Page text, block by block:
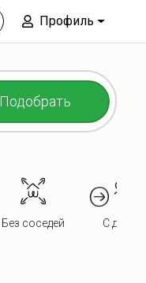
Профиль
Подобрать
Без соседей С